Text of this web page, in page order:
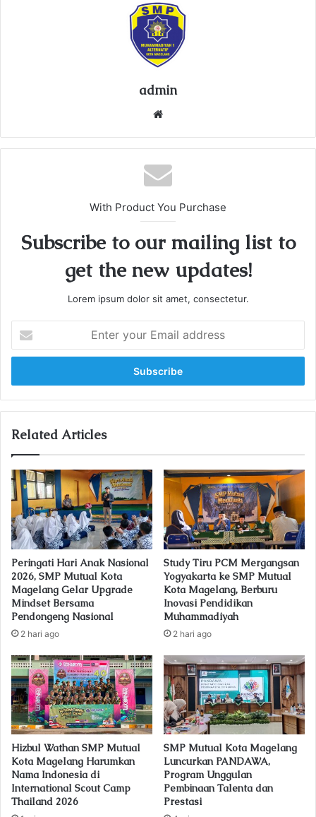
admin
te
With Product You Purchase
Subscribe to our mailing list to
get the new updates!
Lorem ipsum dolor sit amet, consectetur.
t
r
y
u
E
m
a
l
a
d
d
r
e
s
Related Articles
Peringati Hari Anak Nasional
2026, SMP Mutual Kota
Magelang Gelar Upgrade
Mindset Bersama
Pendongeng Nasional
2 hari ago
Study Tiru PCM Mergangsan
Yogyakarta ke SMP Mutual
Kota Magelang, Berburu
Inovasi Pendidikan
Muhammadiyah
2 hari ago
Hizbul Wathan SMP Mutual
Kota Magelang Harumkan
Nama Indonesia di
International Scout Camp
Thailand 2026
SMP Mutual Kota Magelang
Luncurkan PANDAWA,
Program Unggulan
Pembinaan Talenta dan
Prestasi